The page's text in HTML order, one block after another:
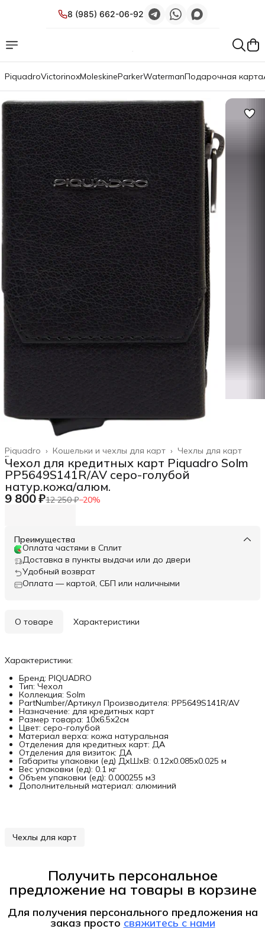
8 (985) 662-06-92
PiquadroVictorinoxMoleskineParkerWatermanПодарочная карта
Чехлы для карт
Кошельки и чехлы для карт ›
Piquadro ›
Главная
Чехол для кредитных карт Piquadro Solm
PP5649S141R/AV серо-голубой
натур.кожа/алюм.
9 800 ₽12 250 ₽−20%
Преимущества
Оплата частями в Сплит
Доставка в пункты выдачи или до двери
Удобный возврат
Оплата — картой, СБП или наличными
О товаре Характеристики
Характеристики:
Бренд: PIQUADRO
Тип: Чехол
Коллекция: Solm
PartNumber/Артикул Производителя: PP5649S141R/AV
Назначение: для кредитных карт
Размер товара: 10x6.5x2см
Цвет: серо-голубой
Материал верха: кожа натуральная
Отделения для кредитных карт: ДА
Отделения для визиток: ДА
Габариты упаковки (ед) ДхШхВ: 0.12x0.085x0.025 м
Вес упаковки (ед): 0.1 кг
Объем упаковки (ед): 0.000255 м3
Дополнительный материал: алюминий
Чехлы для карт
Получить персональное
предложение на товары в корзине
Для получения персонального предложения на
заказ просто свяжитесь с нами